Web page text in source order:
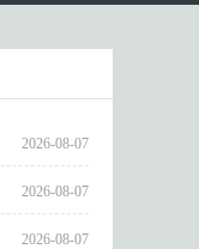
2026-08-07
2026-08-07
2026-08-07